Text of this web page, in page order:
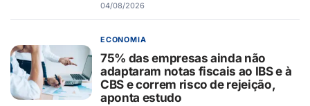
04/08/2026
ECONOMIA
75% das empresas ainda não
adaptaram notas fiscais ao IBS e à
CBS e correm risco de rejeição,
aponta estudo